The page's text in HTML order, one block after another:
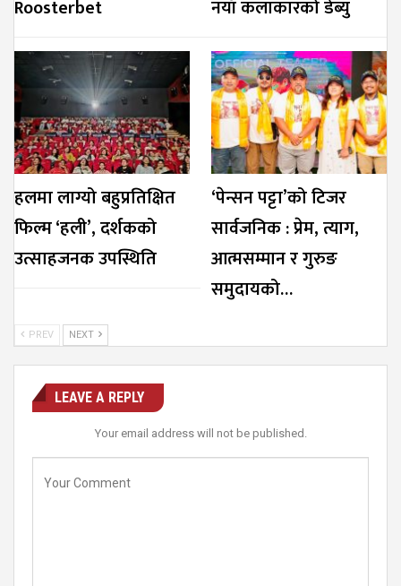
Roosterbet नयाँ कलाकारको डेब्यु
हलमा लाग्यो बहुप्रतिक्षित
फिल्म ‘हली’, दर्शकको
उत्साहजनक उपस्थिति
‘पेन्सन पट्टा’को टिजर
सार्वजनिक : प्रेम, त्याग,
आत्मसम्मान र गुरुङ
समुदायको…
PREV NEXT
LEAVE A REPLY
Your email address will not be published.